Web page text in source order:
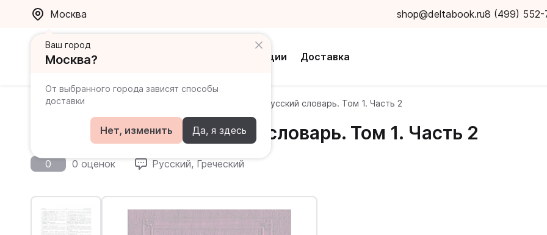
Москва shop@deltabook.ru8 (499) 552-
Акции Доставка
Ваш город
Москва?
От выбранного города зависят способы
доставки
Нет, изменить Да, я здесь
Главная Каталог Древнегреческо-русский словарь. Том 1. Часть 2
Древнегреческо-русский словарь. Том 1. Часть 2
0 0 оценок Русский, Греческий